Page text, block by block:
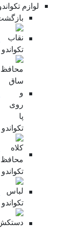
لوازم تکواندو
بازگشت